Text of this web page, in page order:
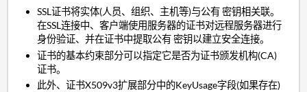
SSL证书将实体(人员、组织、主机等)与公有 密钥相关联。
在SSL连接中、客户端使用服务器的证书对远程服务器进行
身份验证、并在证书中提取公有 密钥以建立安全连接。
证书的基本约束部分可以指定它是否为证书颁发机构(CA)
证书。
此外、证书X509v3扩展部分中的KeyUsage字段(如果存在)